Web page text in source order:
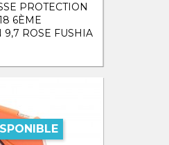
PROTECTION
6ÈME
9,7 ROSE FUSHIA